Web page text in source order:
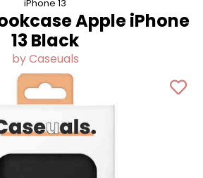
iPhone 13
Apple iPhone
13 Black
by Caseuals